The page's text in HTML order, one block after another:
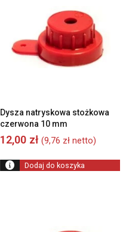
Dysza natryskowa stożkowa
czerwona 10 mm
12,00 zł (9,76 zł netto)
Dodaj do koszyka